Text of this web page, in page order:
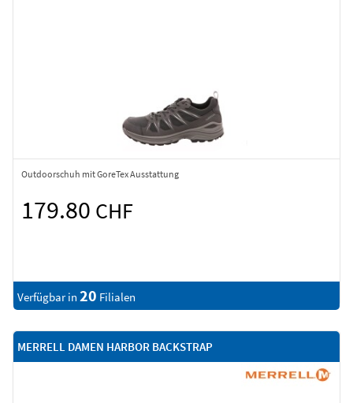
Outdoorschuh mit GoreTex Ausstattung
179.80 CHF
Verfügbar in 20 Filialen
MERRELL DAMEN HARBOR BACKSTRAP